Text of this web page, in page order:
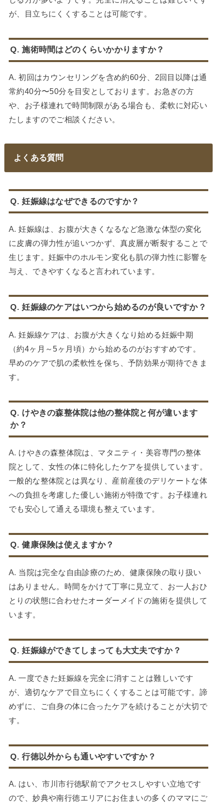
が、目立ちにくくすることは可能です。
Q. 施術時間はどのくらいかかりますか？
A. 初回はカウンセリングを含め約60分、2回目以降は通
常約40分〜50分を目安としております。お急ぎの方
や、お子様連れで時間制限がある場合も、柔軟に対応い
たしますのでご相談ください。
よくある質問
Q. 妊娠線はなぜできるのですか？
A. 妊娠線は、お腹が大きくなるなど急激な体型の変化
に皮膚の弾力性が追いつかず、真皮層が断裂することで
生じます。妊娠中のホルモン変化も肌の弾力性に影響を
与え、できやすくなると言われています。
Q. 妊娠線のケアはいつから始めるのが良いですか？
A. 妊娠線ケアは、お腹が大きくなり始める妊娠中期
（約4ヶ月～5ヶ月頃）から始めるのがおすすめです。
早めのケアで肌の柔軟性を保ち、予防効果が期待できま
す。
Q. けやきの森整体院は他の整体院と何が違います
か？
A. けやきの森整体院は、マタニティ・美容専門の整体
院として、女性の体に特化したケアを提供しています。
一般的な整体院とは異なり、産前産後のデリケートな体
への負担を考慮した優しい施術が特徴です。お子様連れ
でも安心して通える環境も整えています。
Q. 健康保険は使えますか？
A. 当院は完全な自由診療のため、健康保険の取り扱い
はありません。時間をかけて丁寧に見立て、お一人おひ
とりの状態に合わせたオーダーメイドの施術を提供して
います。
Q. 妊娠線ができてしまっても大丈夫ですか？
A. 一度できた妊娠線を完全に消すことは難しいです
が、適切なケアで目立ちにくくすることは可能です。諦
めずに、ご自身の体に合ったケアを続けることが大切で
す。
Q. 行徳以外からも通いやすいですか？
A. はい、市川市行徳駅前でアクセスしやすい立地です
ので、妙典や南行徳エリアにお住まいの多くのママにご